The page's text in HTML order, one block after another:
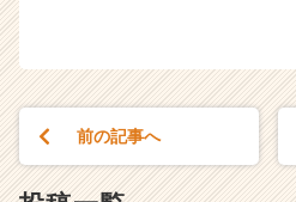
前の記事へ